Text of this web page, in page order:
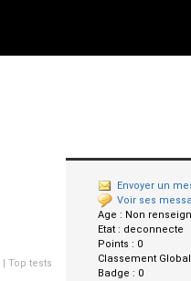
Envoyer un
Voir ses
Age : Non
Etat : deconnecte
Points : 0
Classement
Badge : 0
| Top tests